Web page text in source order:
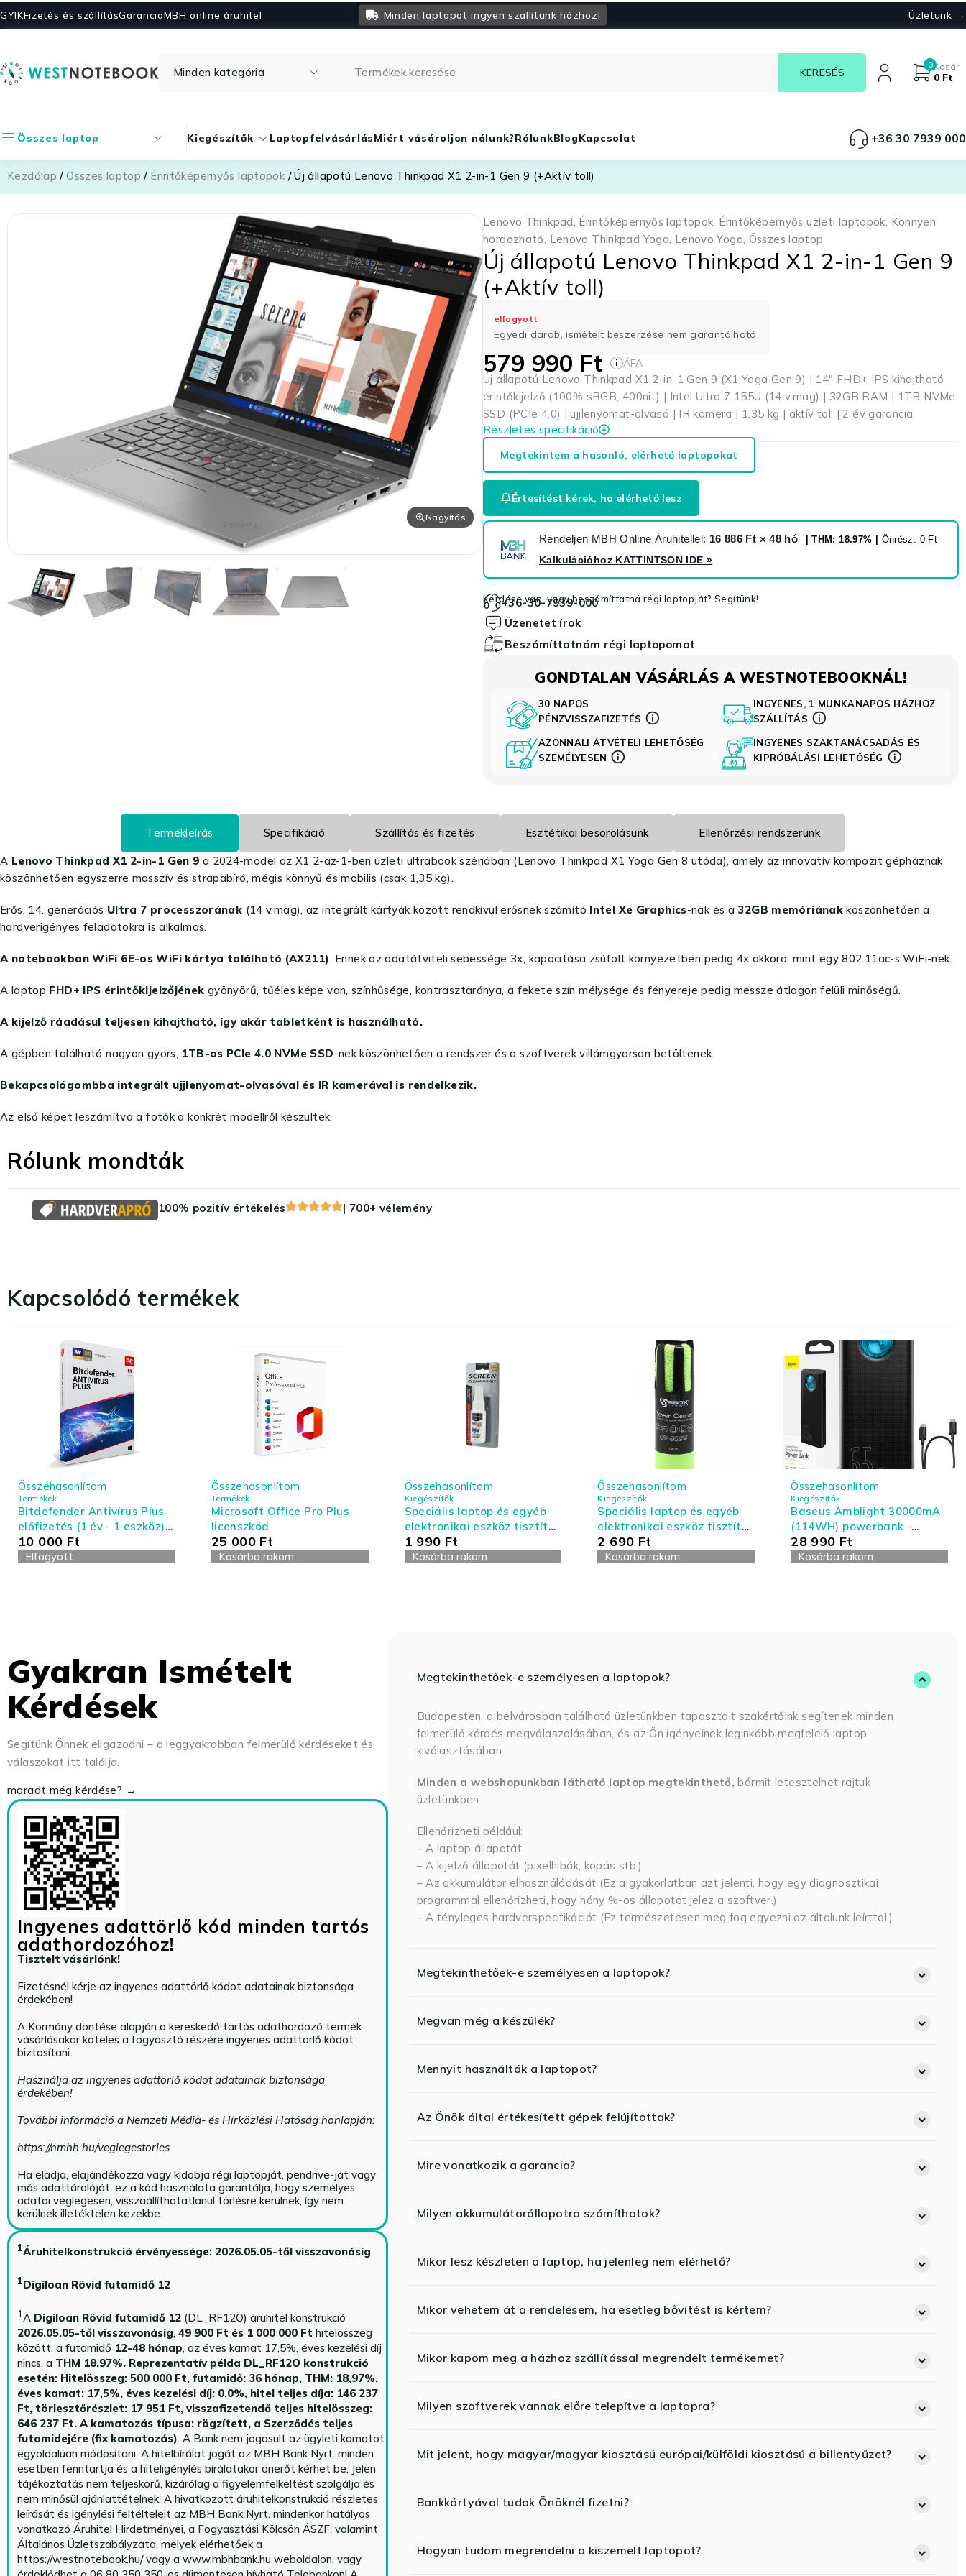
GYIKFizetés és szállításGarancia Minden laptopot ingyen szállítunk házhoz!
MBH online áruhitel Üzletünk →
0Kosár
0 Ft
Összes laptop Kiegészítők LaptopfelvásárlásMiért vásároljon nálunk?RólunkBlogKapcsolat +36 30 7939 000
Kezdőlap /Összes laptop / Érintőképernyős laptopok / Új állapotú Lenovo Thinkpad X1 2-in-1 Gen 9 (+Aktív toll)
Nagyítás
Lenovo Thinkpad Érintőképernyős laptopok Érintőképernyős üzleti laptopok Könnyen
hordozható Lenovo Thinkpad Yoga Lenovo Yoga Összes laptop
Új állapotú Lenovo Thinkpad X1 2-in-1 Gen 9
(+Aktív toll)
elfogyott
Egyedi darab, ismételt beszerzése nem garantálható.
579 990 Ft i ÁFA
Új állapotú Lenovo Thinkpad X1 2-in-1 Gen 9 (X1 Yoga Gen 9) | 14″ FHD+ IPS kihajtható
érintőkijelző (100% sRGB, 400nit) | Intel Ultra 7 155U (14 v.mag) | 32GB RAM | 1TB NVMe
SSD (PCIe 4.0) | ujjlenyomat-olvasó | IR kamera | 1,35 kg | aktív toll | 2 év garancia
Részletes specifikáció
Megtekintem a hasonló, elérhető laptopokat
Értesítést kérek, ha elérhető lesz
Rendeljen MBH Online Áruhitellel: 16 886 Ft × 48 hó | THM: 18.97% | Önrész: 0 Ft
Kalkulációhoz KATTINTSON IDE »
Kérdése van, vagy beszámíttatná régi laptopját? Segítünk!
+36-30-7939-000
Üzenetet írok
Beszámíttatnám régi laptopomat
GONDTALAN VÁSÁRLÁS A WESTNOTEBOOKNÁL!
30 NAPOS
PÉNZVISSZAFIZETÉS
INGYENES, 1 MUNKANAPOS HÁZHOZ
SZÁLLÍTÁS
AZONNALI ÁTVÉTELI LEHETŐSÉG
SZEMÉLYESEN
INGYENES SZAKTANÁCSADÁS ÉS
KIPRÓBÁLÁSI LEHETŐSÉG
Termékleírás Specifikáció Szállítás és fizetés Esztétikai besorolásunk Ellenőrzési rendszerünk
A Lenovo Thinkpad X1 2-in-1 Gen 9 a 2024-model az X1 2-az-1-ben üzleti ultrabook szériában (Lenovo Thinkpad X1 Yoga Gen 8 utóda), amely az innovatív kompozit gépháznak
köszönhetően egyszerre masszív és strapabíró, mégis könnyű és mobilis (csak 1,35 kg).
Erős, 14. generációs Ultra 7 processzorának (14 v.mag), az integrált kártyák között rendkívül erősnek számító Intel Xe Graphics-nak és a 32GB memóriának köszönhetően a
hardverigényes feladatokra is alkalmas.
A notebookban WiFi 6E-os WiFi kártya található (AX211) . Ennek az adatátviteli sebessége 3x, kapacitása zsúfolt környezetben pedig 4x akkora, mint egy 802.11ac-s WiFi-nek.
A laptop FHD+ IPS érintőkijelzőjének gyönyörű, tűéles képe van, színhűsége, kontrasztaránya, a fekete szín mélysége és fényereje pedig messze átlagon felüli minőségű.
A kijelző ráadásul teljesen kihajtható, így akár tabletként is használható.
A gépben található nagyon gyors, 1TB-os PCIe 4.0 NVMe SSD-nek köszönhetően a rendszer és a szoftverek villámgyorsan betöltenek.
Bekapcsológombba integrált ujjlenyomat-olvasóval és IR kamerával is rendelkezik.
Az első képet leszámítva a fotók a konkrét modellről készültek.
Rólunk mondták
100% pozitív értékelés | 700+ vélemény
Kapcsolódó termékek
Termékek
Bitdefender Antivírus Plus
előfizetés (1 év - 1 eszköz) -
Antivírus és Tűzfal
Összehasonlítom
10 000 Ft
Elfogyott
Termékek
Microsoft Office Pro Plus
licenszkód
Összehasonlítom
25 000 Ft
Kosárba rakom
Kiegészítők
Speciális laptop és egyéb
elektronikai eszköz tisztító
készlet - kis kiszerelés
Összehasonlítom
1 990 Ft
Kosárba rakom
Kiegészítők
Speciális laptop és egyéb
elektronikai eszköz tisztító
készlet - nagy kiszerelés
Összehasonlítom
2 690 Ft
Kosárba rakom
Kiegészítők
Baseus Amblight 30000mA
(114WH) powerbank -
Laptoppal kompatibilis
powerbank
Összehasonlítom
28 990 Ft
Kosárba rakom
Gyakran Ismételt
Kérdések
Segítünk Önnek eligazodni – a leggyakrabban felmerülő kérdéseket és
válaszokat itt találja.
maradt még kérdése? →
Ingyenes adattörlő kód minden tartós
adathordozóhoz!
Tisztelt vásárlónk!
Fizetésnél kérje az ingyenes adattörlő kódot adatainak biztonsága
érdekében!
A Kormány döntése alapján a kereskedő tartós adathordozó termék
vásárlásakor köteles a fogyasztó részére ingyenes adattörlő kódot
biztosítani.
Használja az ingyenes adattörlő kódot adatainak biztonsága
érdekében!
További információ a Nemzeti Média- és Hírközlési Hatóság honlapján:
https://nmhh.hu/veglegestorles
Ha eladja, elajándékozza vagy kidobja régi laptopját, pendrive-ját vagy
más adattárolóját, ez a kód használata garantálja, hogy személyes
adatai véglegesen, visszaállíthatatlanul törlésre kerülnek, így nem
kerülnek illetéktelen kezekbe.
1 Áruhitelkonstrukció érvényessége: 2026.05.05-től visszavonásig
1 Digiloan Rövid futamidő 12
1 A Digiloan Rövid futamidő 12(DL_RF12O) áruhitel konstrukció
2026.05.05-től visszavonásig 49 900 Ft és 1 000 000 Ft hitelösszeg
között, a futamidő 12-48 hónap , az éves kamat 17,5%, éves kezelési díj
nincs, a THM 18,97%. Reprezentatív példa DL_RF12O konstrukció
esetén: Hitelösszeg: 500 000 Ft, futamidő: 36 hónap, THM: 18,97%,
éves kamat: 17,5%, éves kezelési díj: 0,0%, hitel teljes díja: 146 237
Ft, törlesztőrészlet: 17 951 Ft, visszafizetendő teljes hitelösszeg:
646 237 Ft. A kamatozás típusa: rögzített, a Szerződés teljes
futamidejére (fix kamatozás) . A Bank nem jogosult az ügyleti kamatot
egyoldalúan módosítani. A hitelbírálat jogát az MBH Bank Nyrt. minden
esetben fenntartja és a hiteligénylés bírálatakor önerőt kérhet be. Jelen
tájékoztatás nem teljeskörű, kizárólag a figyelemfelkeltést szolgálja és
nem minősül ajánlattételnek. A hivatkozott áruhitelkonstrukció részletes
leírását és igénylési feltélteleit az MBH Bank Nyrt. mindenkor hatályos
vonatkozó Áruhitel Hirdetményei, a Fogyasztási Kölcsön ÁSZF, valamint
Általános Üzletszabályzata, melyek elérhetőek a
https://westnotebook.hu/vagy a www.mbhbank.hu weboldalon, vagy
érdeklődhet a 06 80 350 350-es díjmentesen hívható Telebankon! A
Megtekinthetőek-e személyesen a laptopok?
Budapesten, a belvárosban található üzletünkben tapasztalt szakértőink segítenek minden
felmerülő kérdés megválaszolásában, és az Ön igényeinek leginkább megfelelő laptop
kiválasztásában.
Minden a webshopunkban látható laptop megtekinthető,bármit letesztelhet rajtuk
üzletünkben.
Ellenőrizheti például:
– A laptop állapotát
– A kijelző állapotát (pixelhibák, kopás stb.)
– Az akkumulátor elhasználódását (Ez a gyakorlatban azt jelenti, hogy egy diagnosztikai
programmal ellenőrizheti, hogy hány %-os állapotot jelez a szoftver.)
– A tényleges hardverspecifikációt (Ez természetesen meg fog egyezni az általunk leírttal.)
Megtekinthetőek-e személyesen a laptopok?
Megvan még a készülék?
Mennyit használták a laptopot?
Az Önök által értékesített gépek felújítottak?
Mire vonatkozik a garancia?
Milyen akkumulátorállapotra számíthatok?
Mikor lesz készleten a laptop, ha jelenleg nem elérhető?
Mikor vehetem át a rendelésem, ha esetleg bővítést is kértem?
Mikor kapom meg a házhoz szállítással megrendelt termékemet?
Milyen szoftverek vannak előre telepítve a laptopra?
Mit jelent, hogy magyar/magyar kiosztású európai/külföldi kiosztású a billentyűzet?
Bankkártyával tudok Önöknél fizetni?
Hogyan tudom megrendelni a kiszemelt laptopot?